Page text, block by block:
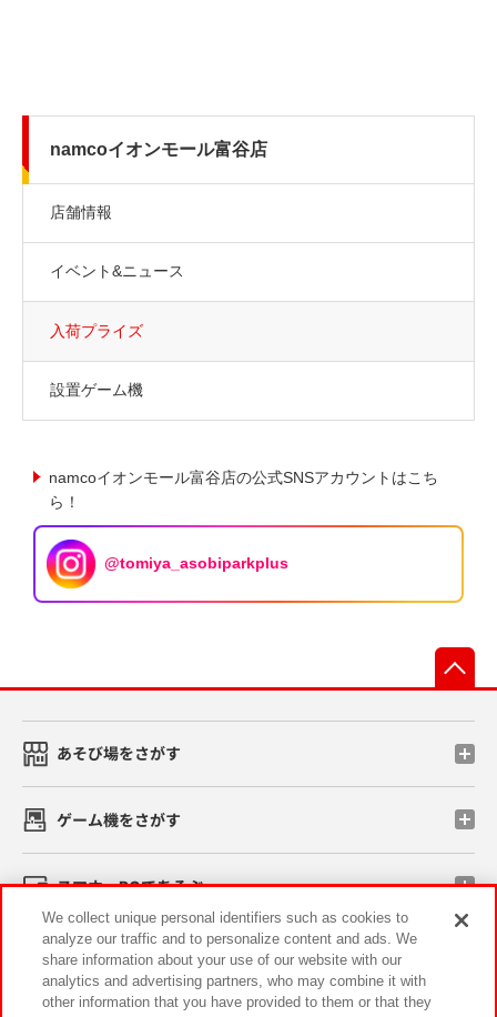
namcoイオンモール富谷店
店舗情報
イベント&ニュース
入荷プライズ
設置ゲーム機
namcoイオンモール富谷店の公式SNSアカウントはこち
ら！
@tomiya_asobiparkplus
あそび場をさがす
ゲーム機をさがす
スマホ・PCであそぶ
イベント・キャンペーン
We collect unique personal identifiers such as cookies to
analyze our traffic and to personalize content and ads. We
share information about your use of our website with our
analytics and advertising partners, who may combine it with
other information that you have provided to them or that they